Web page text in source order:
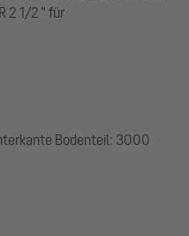
2 1/2 " für
Bodenteil: 3000